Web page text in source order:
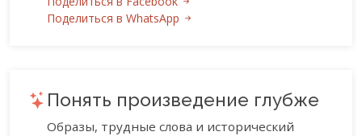
Поделиться в WhatsApp
Понять произведение глубже
Образы, трудные слова и исторический